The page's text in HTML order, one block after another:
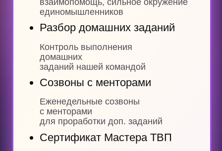
ПЕРСОНАЛЬНЫЙ
1 000 000 ₽
2,5 месяца наставничества
Сейчас можно забронировать место за
14 900 рублей, а оставшуюся сумму 90
000 рублей внести до 26 июня